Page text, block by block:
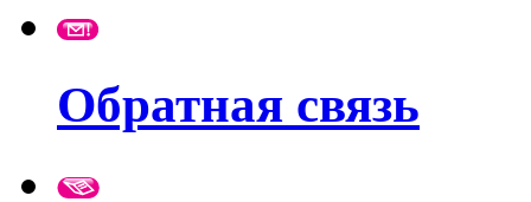
Обратная связь